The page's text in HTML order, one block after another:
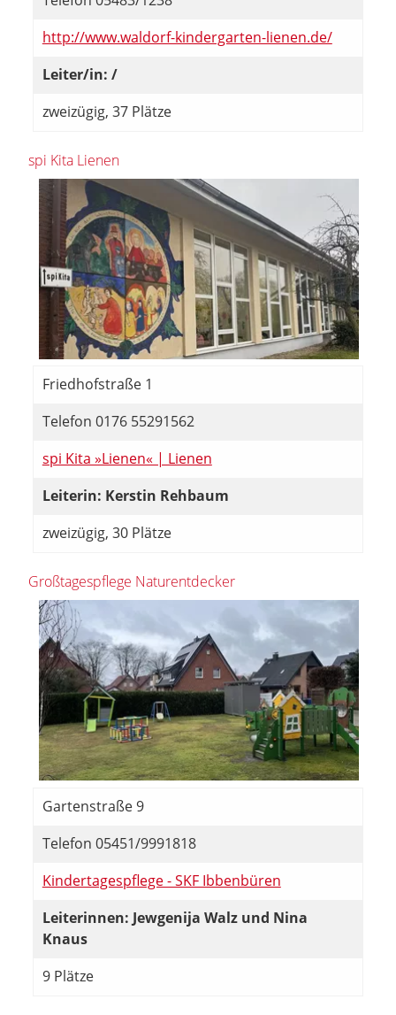
http://www.waldorf-kindergarten-lienen.de/
Leiter/in: /
zweizügig, 37 Plätze
spi Kita Lienen
Friedhofstraße 1
Telefon 0176 55291562
spi Kita »Lienen« | Lienen
Leiterin: Kerstin Rehbaum
zweizügig, 30 Plätze
Großtagespflege Naturentdecker
Gartenstraße 9
Telefon 05451/9991818
Kindertagespflege - SKF Ibbenbüren
Leiterinnen: Jewgenija Walz und Nina
Knaus
9 Plätze